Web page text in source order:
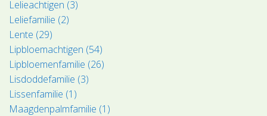
Lelieachtigen (3)
Leliefamilie (2)
Lente (29)
Lipbloemachtigen (54)
Lipbloemenfamilie (26)
Lisdoddefamilie (3)
Lissenfamilie (1)
Maagdenpalmfamilie (1)